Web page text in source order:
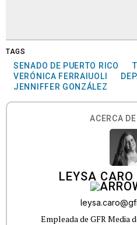
TAGS
SENADO DE PUERTO RICO
VERÓNICA FERRAIUOLI
JENNIFFER GONZÁLEZ
ACERCA
LEYSA
Empleada de GFR Media